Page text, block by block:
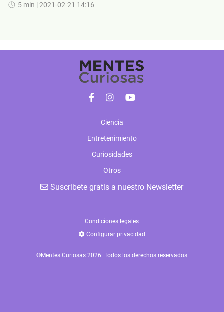
5 min | 2021-02-21 14:16
Ciencia
Entretenimiento
Curiosidades
Otros
Suscribete gratis a nuestro Newsletter
Condiciones legales
Configurar privacidad
©Mentes Curiosas 2026. Todos los derechos reservados